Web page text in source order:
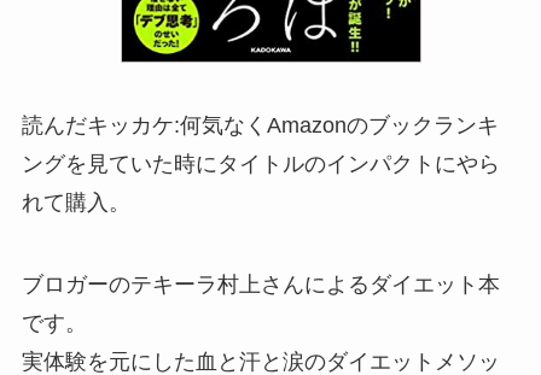
読んだキッカケ:何気なくAmazonのブックランキ
ングを見ていた時にタイトルのインパクトにやら
れて購入。
ブロガーのテキーラ村上さんによるダイエット本
です。
実体験を元にした血と汗と涙のダイエットメソッ